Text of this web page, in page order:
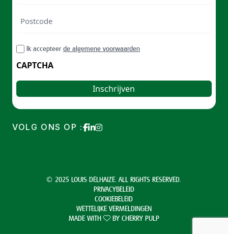
/
Postal
RGPDIk accepteer de algemene voorwaarden
CAPTCHA
VOLG ONS OP :
© 2025 LOUIS DELHAIZE. ALL RIGHTS RESERVED.
PRIVACYBELEID
COOKIEBELEID
WETTELIJKE VERMELDINGEN
MADE WITH
BY CHERRY PULP